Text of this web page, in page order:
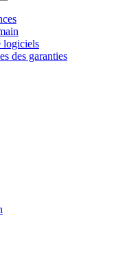
logiciels
des garanties